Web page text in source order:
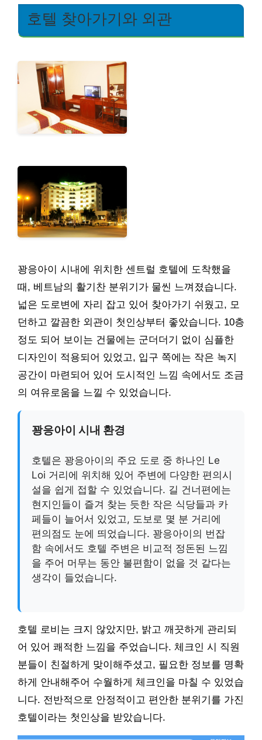
호텔 찾아가기와 외관
꽝응아이 시내에 위치한 센트럴 호텔에 도착했을
때, 베트남의 활기찬 분위기가 물씬 느껴졌습니다.
넓은 도로변에 자리 잡고 있어 찾아가기 쉬웠고, 모
던하고 깔끔한 외관이 첫인상부터 좋았습니다. 10층
정도 되어 보이는 건물에는 군더더기 없이 심플한
디자인이 적용되어 있었고, 입구 쪽에는 작은 녹지
공간이 마련되어 있어 도시적인 느낌 속에서도 조금
의 여유로움을 느낄 수 있었습니다.
꽝응아이 시내 환경
호텔은 꽝응아이의 주요 도로 중 하나인 Le
Loi 거리에 위치해 있어 주변에 다양한 편의시
설을 쉽게 접할 수 있었습니다. 길 건너편에는
현지인들이 즐겨 찾는 듯한 작은 식당들과 카
페들이 늘어서 있었고, 도보로 몇 분 거리에
편의점도 눈에 띄었습니다. 꽝응아이의 번잡
함 속에서도 호텔 주변은 비교적 정돈된 느낌
을 주어 머무는 동안 불편함이 없을 것 같다는
생각이 들었습니다.
호텔 로비는 크지 않았지만, 밝고 깨끗하게 관리되
어 있어 쾌적한 느낌을 주었습니다. 체크인 시 직원
분들이 친절하게 맞이해주셨고, 필요한 정보를 명확
하게 안내해주어 수월하게 체크인을 마칠 수 있었습
니다. 전반적으로 안정적이고 편안한 분위기를 가진
호텔이라는 첫인상을 받았습니다.